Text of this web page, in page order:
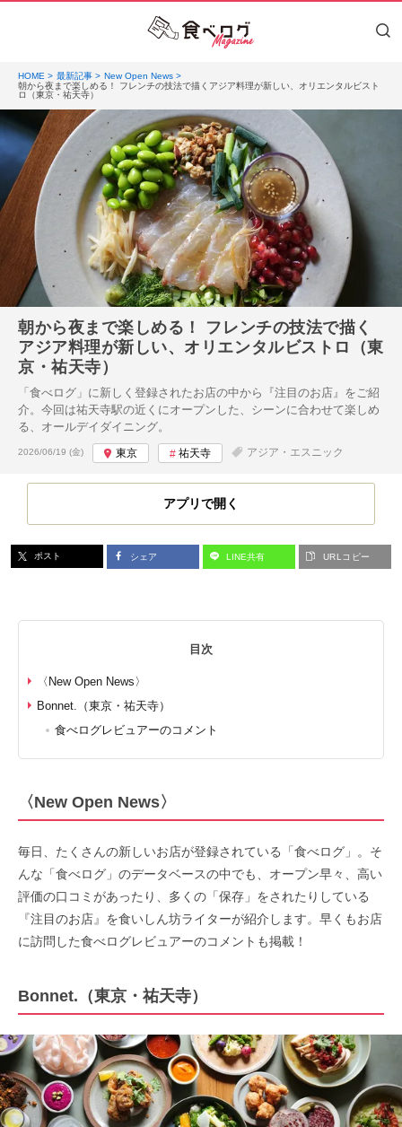
HOME 最新記事
New Open News
朝から夜まで楽しめる！ フレンチの技法で描くアジア料理が新しい、オリエンタルビスト
ロ（東京・祐天寺）
朝から夜まで楽しめる！ フレンチの技法で描く
アジア料理が新しい、オリエンタルビストロ（東
京・祐天寺）
「食べログ」に新しく登録されたお店の中から『注目のお店』をご紹
介。今回は祐天寺駅の近くにオープンした、シーンに合わせて楽しめ
る、オールデイダイニング。
投稿日:
2026/06/19 (金) 東京 祐天寺 アジア・エスニック
アプリで開く
ポスト シェア LINE共有 URLコピー
目次
〈New Open News〉
Bonnet.（東京・祐天寺）
食べログレビュアーのコメント
〈New Open News〉
毎日、たくさんの新しいお店が登録されている「食べログ」。そ
んな「食べログ」のデータベースの中でも、オープン早々、高い
評価の口コミがあったり、多くの「保存」をされたりしている
『注目のお店』を食いしん坊ライターが紹介します。早くもお店
に訪問した食べログレビュアーのコメントも掲載！
Bonnet.（東京・祐天寺）